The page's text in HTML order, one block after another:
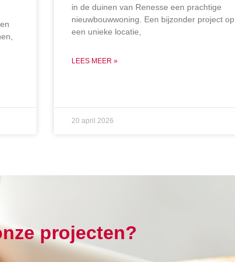
in de duinen van Renesse een prachtige
nieuwbouwwoning. Een bijzonder project op
een unieke locatie,
LEES MEER »
20 april 2026
projecten?